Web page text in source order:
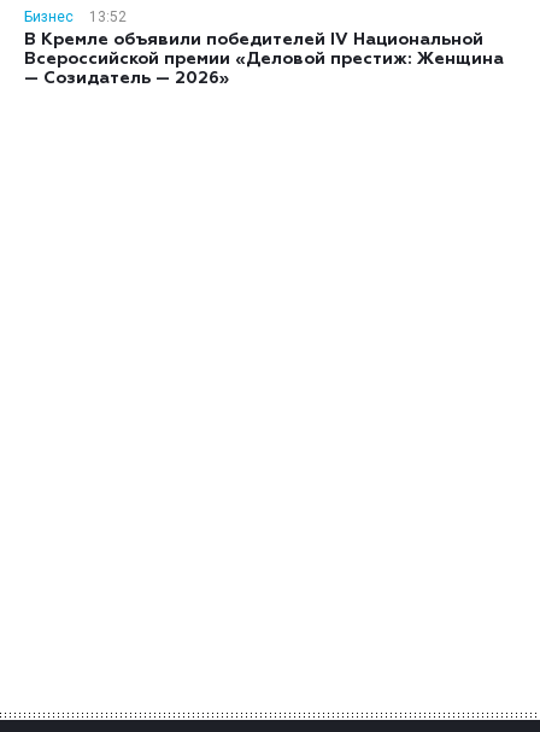
Бизнес
13:52
В Кремле объявили победителей IV Национальной
Всероссийской премии «Деловой престиж: Женщина
— Созидатель — 2026»